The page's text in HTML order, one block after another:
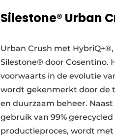
Silestone® Urban
Urban Crush met
Silestone® door Cosentino.
voorwaarts in de evolutie
wordt gekenmerkt door de
en duurzaam beheer.
gebruik van 99%
productieproces, wordt